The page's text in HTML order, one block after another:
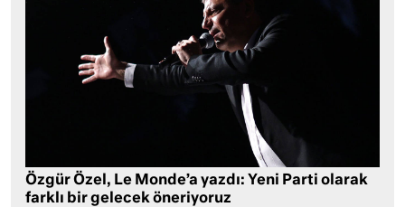
Özgür Özel, Le Monde’a yazdı: Yeni Parti olarak
farklı bir gelecek öneriyoruz